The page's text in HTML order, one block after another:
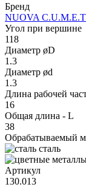
Бренд
NUOVA
Угол при вершине
118
Диаметр øD
1.3
Диаметр ød
1.3
Длина рабочей
16
Общая длина - L
38
Обрабатываемый
сталь
Артикул
130.013